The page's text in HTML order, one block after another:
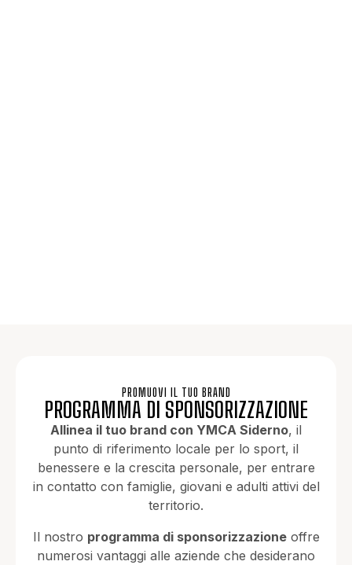
PROMUOVI IL TUO BRAND
PROGRAMMA DI SPONSORIZZAZIONE
Allinea il tuo brand con YMCA Siderno, il
punto di riferimento locale per lo sport, il
benessere e la crescita personale, per entrare
in contatto con famiglie, giovani e adulti attivi del
territorio.
Il nostro programma di sponsorizzazioneoffre
numerosi vantaggi alle aziende che desiderano